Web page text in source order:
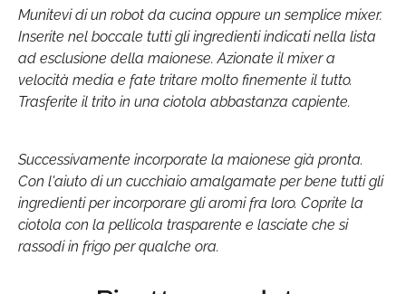
Munitevi di un robot da cucina oppure un semplice mixer.
Inserite nel boccale tutti gli ingredienti indicati nella lista
ad esclusione della maionese. Azionate il mixer a
velocità media e fate tritare molto finemente il tutto.
Trasferite il trito in una ciotola abbastanza capiente.
Successivamente incorporate la maionese già pronta.
Con l'aiuto di un cucchiaio amalgamate per bene tutti gli
ingredienti per incorporare gli aromi fra loro. Coprite la
ciotola con la pellicola trasparente e lasciate che si
rassodi in frigo per qualche ora.